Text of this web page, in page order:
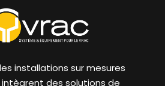
installations sur mesures
des solutions de